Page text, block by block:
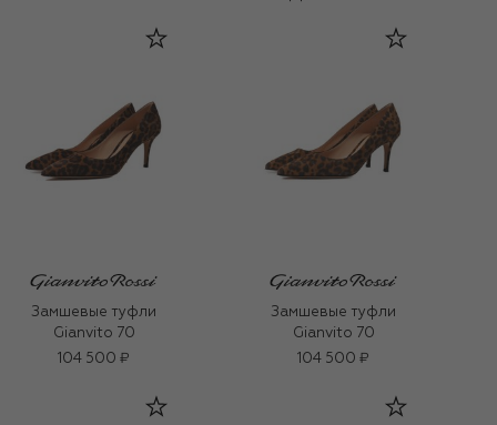
Замшевые туфли
Gianvito 70
104 500 ₽
Замшевые туфли
Gianvito 70
104 500 ₽